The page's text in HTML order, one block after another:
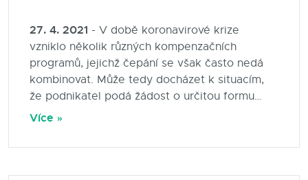
27. 4. 2021 - V době koronavirové krize
vzniklo několik různých kompenzačních
programů, jejichž čepání se však často nedá
kombinovat. Může tedy docházet k situacím,
že podnikatel podá žádost o určitou formu
kompenzace a následně se ukáže, že jiný
Finanční správě se nyní množí dotazy
Více »